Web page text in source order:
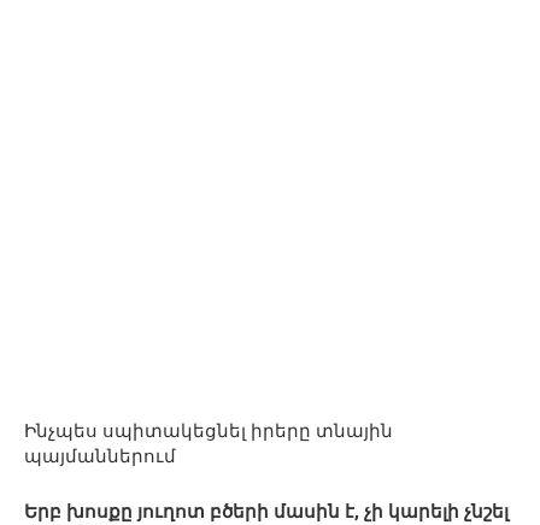
Ինչպես սպիտակեցնել իրերը տնային
պայմաններում
Երբ խոսքը յուղոտ բծերի մասին է, չի կարելի չնշել